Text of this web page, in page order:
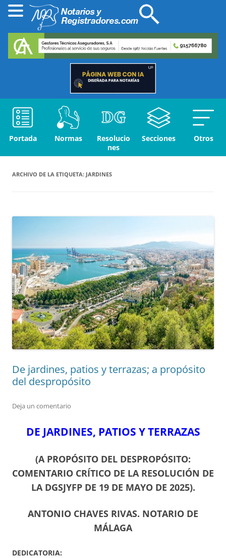
Portada Normas
Resolucio
nes
Secciones Otros
ARCHIVO DE LA ETIQUETA: JARDINES
De jardines, patios y terrazas; a propósito
del despropósito
Deja un comentario
DE JARDINES, PATIOS Y TERRAZAS
(A PROPÓSITO DEL DESPROPÓSITO:
COMENTARIO CRÍTICO DE LA RESOLUCIÓN DE
LA DGSJYFP DE 19 DE MAYO DE 2025).
ANTONIO CHAVES RIVAS. NOTARIO DE
MÁLAGA
DEDICATORIA: